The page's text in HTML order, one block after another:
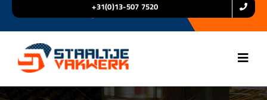
+31(0)13-507 7520